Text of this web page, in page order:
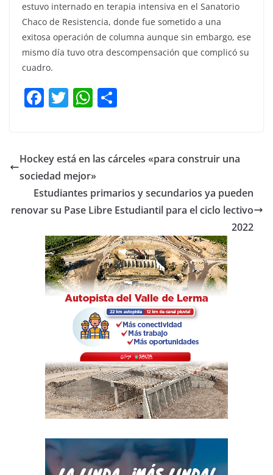
estuvo internado en terapia intensiva en el Sanatorio
Chaco de Resistencia, donde fue sometido a una
exitosa operación de columna aunque sin embargo, ese
mismo día tuvo otra descompensación que complicó su
cuadro.
F
e
b
o
o
k
T
er
W
s
A
p
p
p
tir
Hockey está en las cárceles «para construir una
sociedad mejor»
Estudiantes primarios y secundarios ya pueden
renovar su Pase Libre Estudiantil para el ciclo lectivo
2022